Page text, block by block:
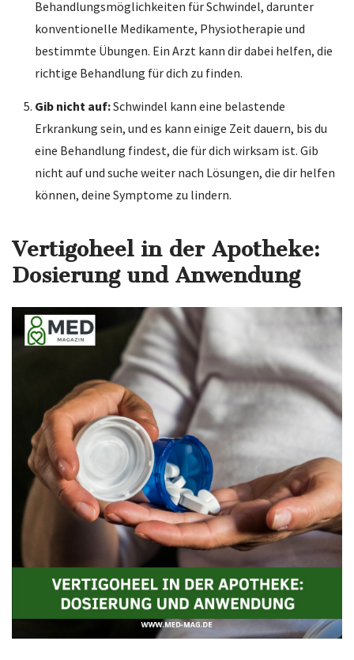
Behandlungsmöglichkeiten für Schwindel, darunter
konventionelle Medikamente, Physiotherapie und
bestimmte Übungen. Ein Arzt kann dir dabei helfen, die
richtige Behandlung für dich zu finden.
Gib nicht auf:Schwindel kann eine belastende
Erkrankung sein, und es kann einige Zeit dauern, bis du
eine Behandlung findest, die für dich wirksam ist. Gib
nicht auf und suche weiter nach Lösungen, die dir helfen
können, deine Symptome zu lindern.
Vertigoheel in der Apotheke:
Dosierung und Anwendung